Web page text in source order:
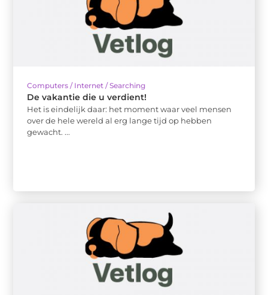
Computers / Internet / Searching
De vakantie die u verdient!
Het is eindelijk daar: het moment waar veel mensen
over de hele wereld al erg lange tijd op hebben
gewacht. ...